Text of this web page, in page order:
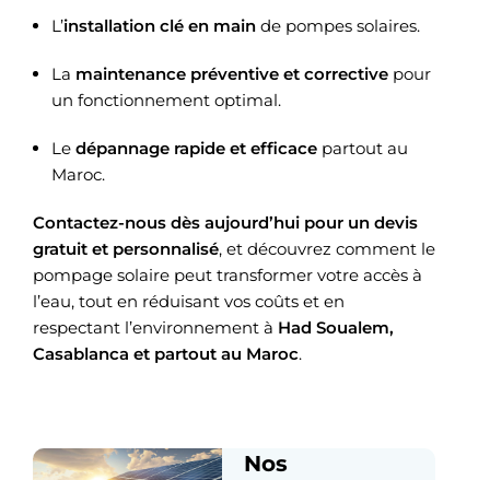
L’installation clé en main de pompes solaires.
La maintenance préventive et corrective pour
un fonctionnement optimal.
Le dépannage rapide et efficace partout au
Maroc.
Contactez-nous dès aujourd’hui pour un devis
gratuit et personnalisé, et découvrez comment le
pompage solaire peut transformer votre accès à
l’eau, tout en réduisant vos coûts et en
respectant l’environnement à Had Soualem,
Casablanca et partout au Maroc.
Nos